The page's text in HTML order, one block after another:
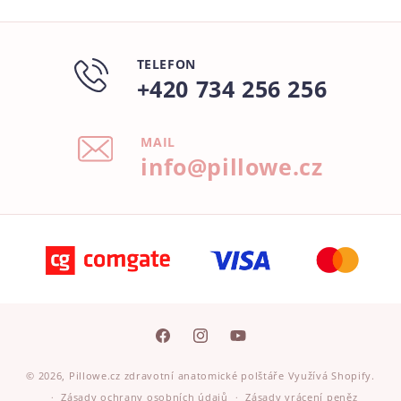
TELEFON
+420 734 256 256
MAIL
info@pillowe.cz
FacebookInstagramYouTube
© 2026, Pillowe.cz zdravotní anatomické polštáře Využívá Shopify.
Zásady ochrany osobních údajů
Zásady vrácení peněz